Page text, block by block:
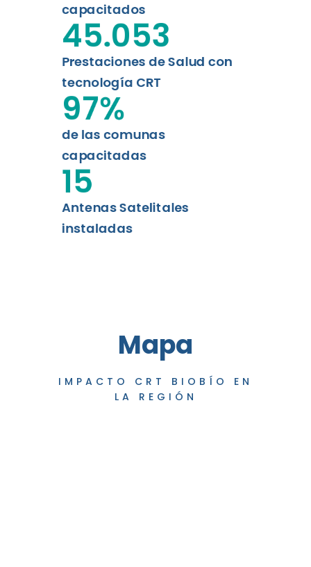
capacitados
Prestaciones de Salud con
tecnología CRT
45.053
de las comunas
capacitadas
97%
Antenas Satelitales
instaladas
15
Mapa
IMPACTO CRT BIOBÍO EN
LA REGIÓN